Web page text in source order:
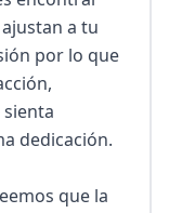
a tu
por lo que
dedicación.
que la